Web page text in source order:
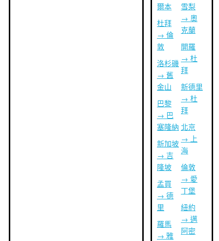
爾本
杜拜
→ 倫
敦
洛杉磯
→ 舊
金山
巴黎
→ 巴
塞隆納
新加坡
→ 吉
隆坡
孟買
→ 德
里
羅馬
→ 雅
雪梨
→ 奧
克蘭
開羅
→ 杜
拜
新德里
→ 杜
拜
北京
→ 上
海
倫敦
→ 愛
丁堡
紐約
→ 邁
阿密